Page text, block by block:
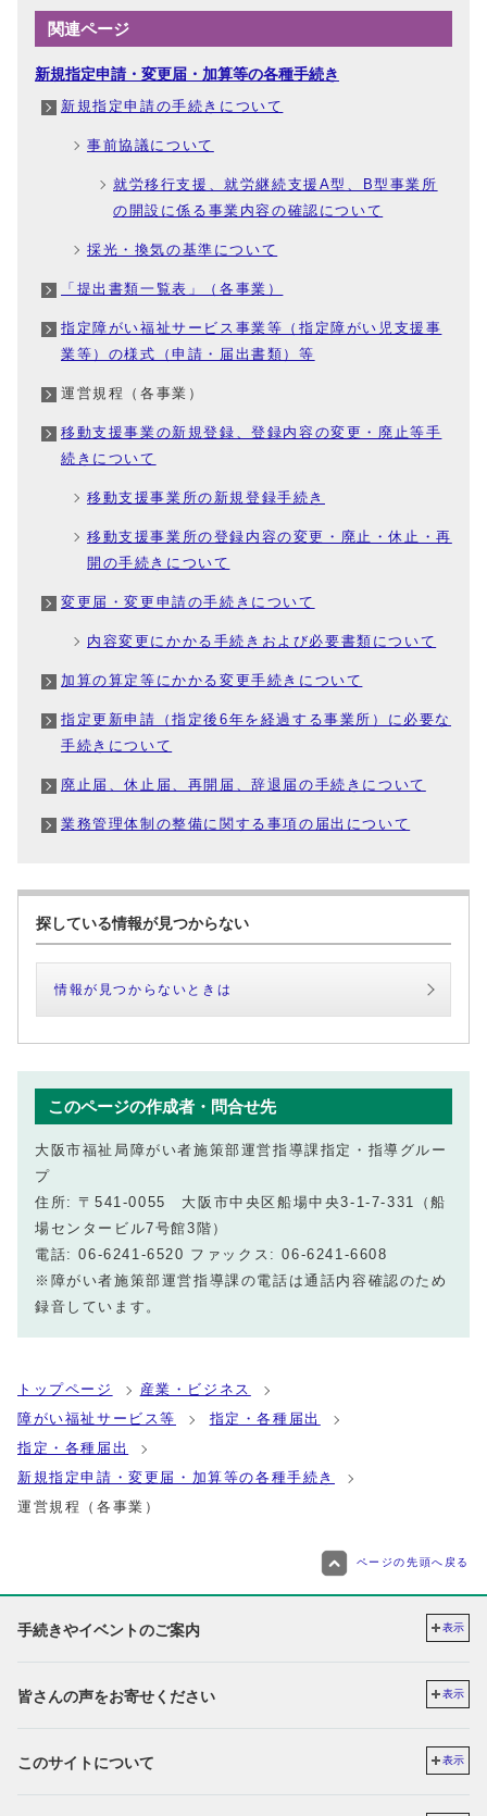
関連ページ
新規指定申請・変更届・加算等の各種手続き
新規指定申請の手続きについて
事前協議について
就労移行支援、就労継続支援A型、B型事業所
の開設に係る事業内容の確認について
採光・換気の基準について
「提出書類一覧表」（各事業）
指定障がい福祉サービス事業等（指定障がい児支援事
業等）の様式（申請・届出書類）等
運営規程（各事業）
移動支援事業の新規登録、登録内容の変更・廃止等手
続きについて
移動支援事業所の新規登録手続き
移動支援事業所の登録内容の変更・廃止・休止・再
開の手続きについて
変更届・変更申請の手続きについて
内容変更にかかる手続きおよび必要書類について
加算の算定等にかかる変更手続きについて
指定更新申請（指定後6年を経過する事業所）に必要な
手続きについて
廃止届、休止届、再開届、辞退届の手続きについて
業務管理体制の整備に関する事項の届出について
探している情報が見つからない
情報が見つからないときは
このページの作成者・問合せ先
大阪市福祉局障がい者施策部運営指導課指定・指導グルー
プ
住所: 〒541-0055 大阪市中央区船場中央3-1-7-331（船
場センタービル7号館3階）
電話: 06-6241-6520 ファックス: 06-6241-6608
※障がい者施策部運営指導課の電話は通話内容確認のため
録音しています。
トップページ
産業・ビジネス
障がい福祉サービス等
指定・各種届出
指定・各種届出
新規指定申請・変更届・加算等の各種手続き
運営規程（各事業）
ページの先頭へ戻る
手続きやイベントのご案内 表示
皆さんの声をお寄せください 表示
このサイトについて 表示